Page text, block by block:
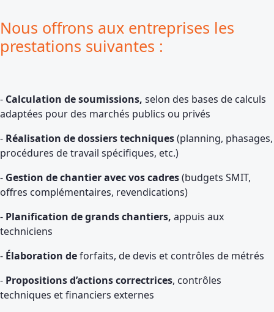
Nous offrons aux entreprises les
prestations suivantes :
- Calculation de soumissions, selon des bases de calculs
adaptées pour des marchés publics ou privés
- Réalisation de dossiers techniques(planning, phasages,
procédures de travail spécifiques, etc.)
- Gestion de chantier avec vos cadres(budgets SMIT,
offres complémentaires, revendications)
- Planification de grands chantiers, appuis aux
techniciens
- Élaboration deforfaits, de devis et contrôles de métrés
- Propositions d’actions correctrices, contrôles
techniques et financiers externes